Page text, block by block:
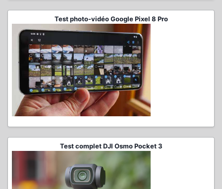
Test photo-vidéo Google Pixel 8 Pro
Test complet DJI Osmo Pocket 3